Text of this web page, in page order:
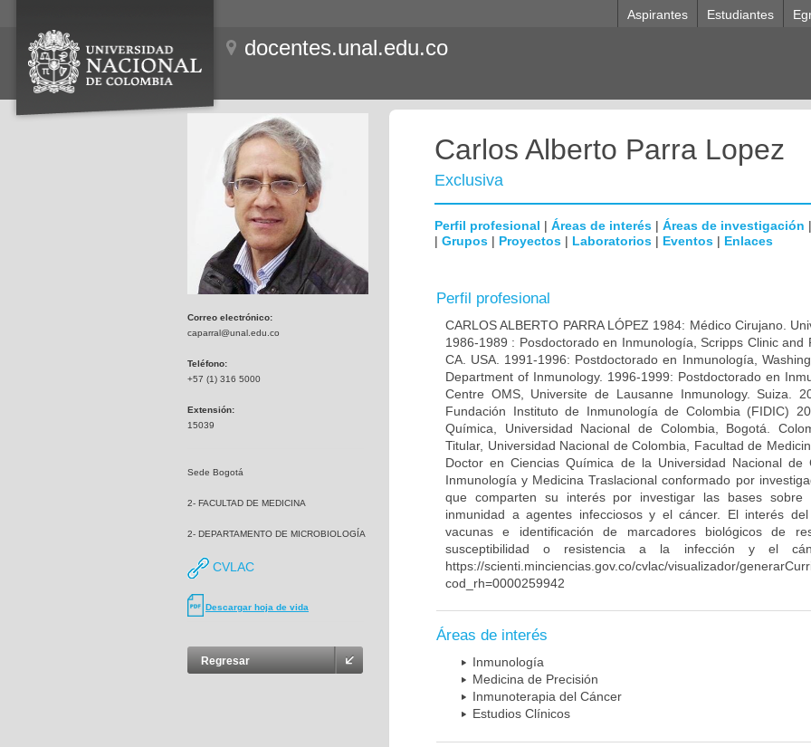
Aspirantes Estudiantes
docentes.unal.edu.co
Correo electrónico:
caparral@unal.edu.co
Teléfono:
+57 (1) 316 5000
Extensión:
15039
Sede Bogotá
2- FACULTAD DE MEDICINA
2- DEPARTAMENTO DE MICROBIOLOGÍA
CVLAC
Descargar hoja de vida
Regresar
Carlos Alberto Parra Lopez
Exclusiva
Perfil profesional | Áreas de interés | Áreas de investigación |
| Grupos | Proyectos | Laboratorios | Eventos | Enlaces
Perfil profesional
CARLOS ALBERTO PARRA LÓPEZ 1984: Médico Cirujano.
1986-1989 : Posdoctorado en Inmunología, Scripps Clinic and
CA. USA. 1991-1996: Postdoctorado en Inmunología,
Department of Inmunology. 1996-1999: Postdoctorado en
Centre OMS, Universite de Lausanne Inmunology. Suiza.
Fundación Instituto de Inmunología de Colombia (FIDIC)
Química, Universidad Nacional de Colombia, Bogotá.
Titular, Universidad Nacional de Colombia, Facultad de
Doctor en Ciencias Química de la Universidad Nacional
Inmunología y Medicina Traslacional conformado por
que comparten su interés por investigar las bases sobre
inmunidad a agentes infecciosos y el cáncer. El interés
vacunas e identificación de marcadores biológicos de
susceptibilidad o resistencia a la infección y el
https://scienti.minciencias.gov.co/cvlac/visualizador/
cod_rh=0000259942
Áreas de interés
Inmunología
Medicina de Precisión
Inmunoterapia del Cáncer
Estudios Clínicos